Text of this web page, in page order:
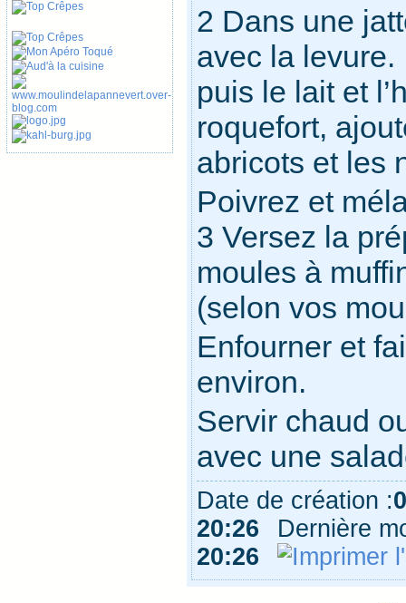
2 Dans une
avec la
puis le lait et
roquefort,
abricots et les
Poivrez et
3 Versez la
moules à
(selon vos
Enfourner et
environ.
Servir chaud
avec une
Date de création :
20:26
Dernière
20:26